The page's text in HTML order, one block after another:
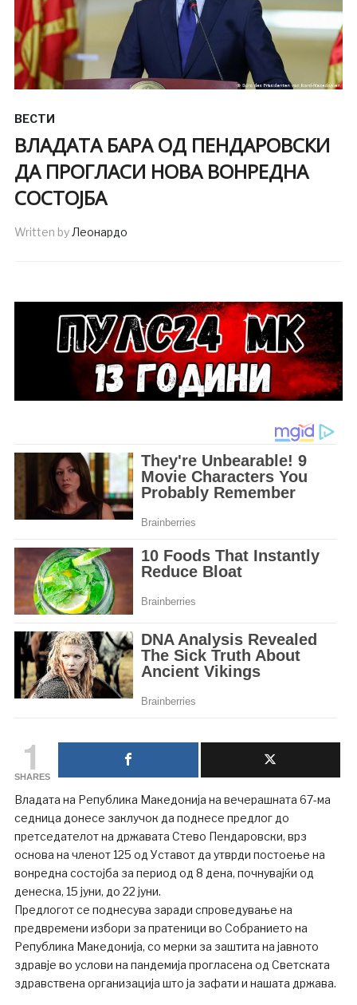
ВЕСТИ
ВЛАДАТА БАРА ОД ПЕНДАРОВСКИ
ДА ПРОГЛАСИ НОВА ВОНРЕДНА
СОСТОЈБА
Written byЛеонардо
1
SHARES
Владата на Република Македонија на вечерашната 67-ма
седница донесе заклучок да поднесе предлог до
претседателот на државата Стево Пендаровски, врз
основа на членот 125 од Уставот да утврди постоење на
вонредна состојба за период од 8 дена, почнувајќи од
денеска, 15 јуни, до 22 јуни.
Предлогот се поднесува заради спроведување на
предвремени избори за пратеници во Собранието на
Република Македонија, со мерки за заштита на јавното
здравје во услови на пандемија прогласена од Светската
здравствена организација што ја зафати и нашата држава.